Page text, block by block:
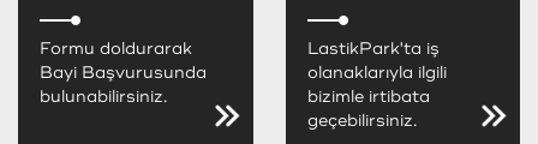
Formu doldurarak
Bayi Başvurusunda
bulunabilirsiniz.
LastikPark'ta iş
olanaklarıyla ilgili
bizimle irtibata
geçebilirsiniz.